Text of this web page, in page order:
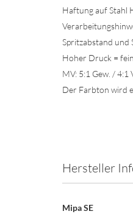
Haftung auf Stahl
Spritzabstand
Hoher Druck =
MV: 5:1 Gew. / 4:1
Der Farbton wird
Hersteller
Mipa SE